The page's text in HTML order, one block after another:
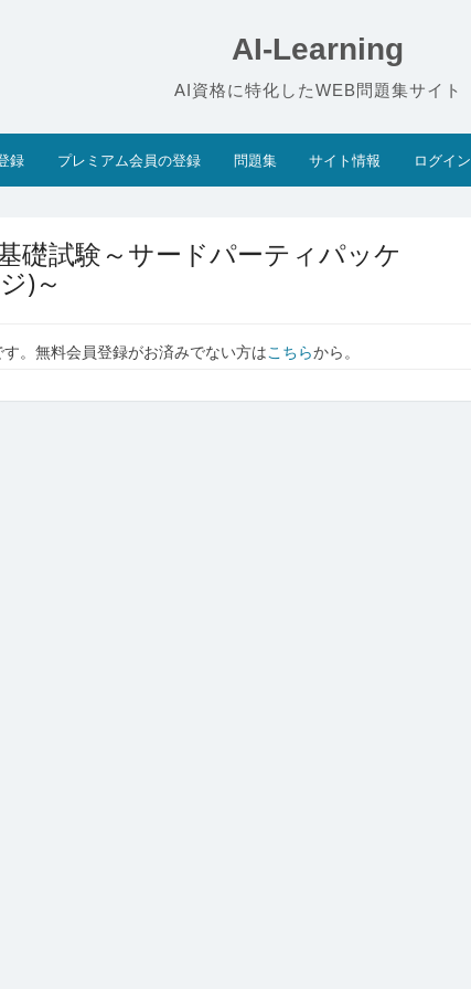
AI-Learning
AI資格に特化したWEB問題集サイト
録 プレミアム会員の登録 問題集 サイト情報 ログイン
礎試験～サードパーティパッケ
)～
。無料会員登録がお済みでない方はこちらから。